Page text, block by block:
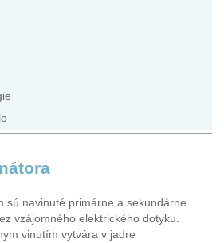
sú navinuté primárne a sekundárne
vzájomného elektrického dotyku.
vinutím vytvára v jadre